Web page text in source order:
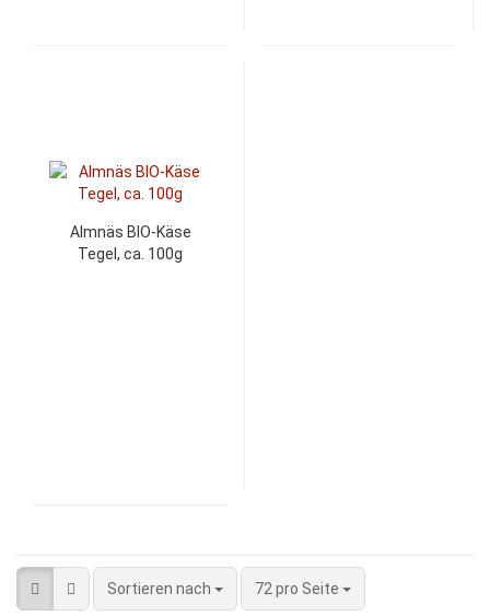
Almnäs BIO-Käse
Tegel, ca. 100g
Sortieren nach 72 pro Seite